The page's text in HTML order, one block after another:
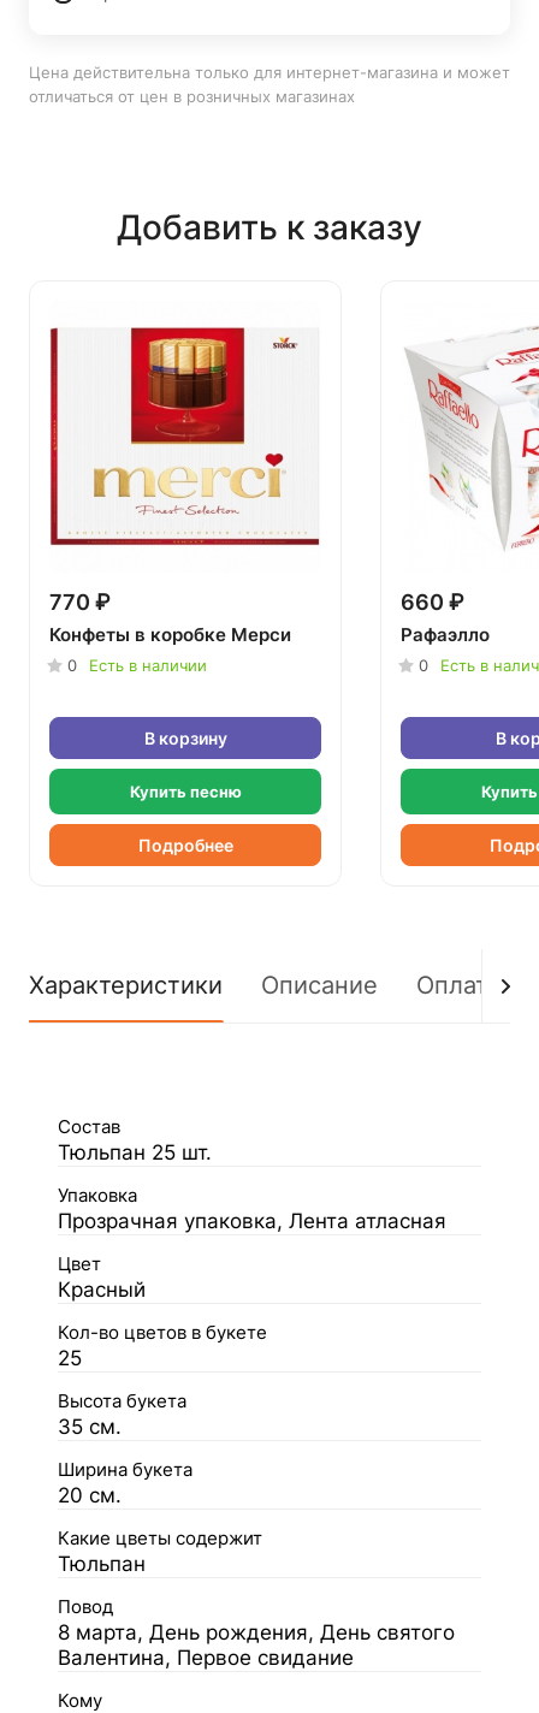
Цена действительна только для интернет-магазина и может
отличаться от цен в розничных магазинах
Добавить к заказу
770 ₽
Конфеты в коробке Мерси
0 Есть в наличии
В корзину
Купить песню
Подробнее
660 ₽
Рафаэлло
0 Есть в
В
Характеристики Описание Оплата
Состав
Тюльпан 25 шт.
Упаковка
Прозрачная упаковка, Лента атласная
Цвет
Красный
Кол-во цветов в букете
25
Высота букета
35 см.
Ширина букета
20 см.
Какие цветы содержит
Тюльпан
Повод
8 марта, День рождения, День святого
Валентина, Первое свидание
Кому